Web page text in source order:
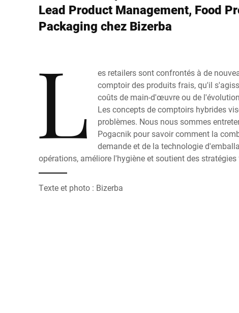
Lead Product Management, Food
Packaging chez Bizerba
L
es retailers sont confrontés à de
comptoir des produits frais, qu'il
coûts de main-d'œuvre ou de
Les concepts de comptoirs hybrides
problèmes. Nous nous sommes
Pogacnik pour savoir comment la
demande et de la technologie
opérations, améliore l'hygiène et soutient des
Texte et photo : Bizerba